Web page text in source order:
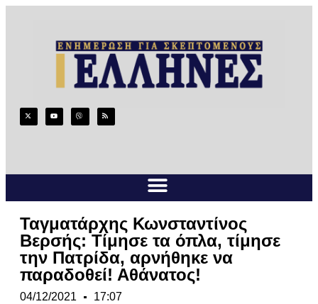
Ταγματάρχης Κωνσταντίνος
Βερσής: Τίμησε τα όπλα, τίμησε
την Πατρίδα, αρνήθηκε να
παραδοθεί! Αθάνατος!
04/12/2021 17:07